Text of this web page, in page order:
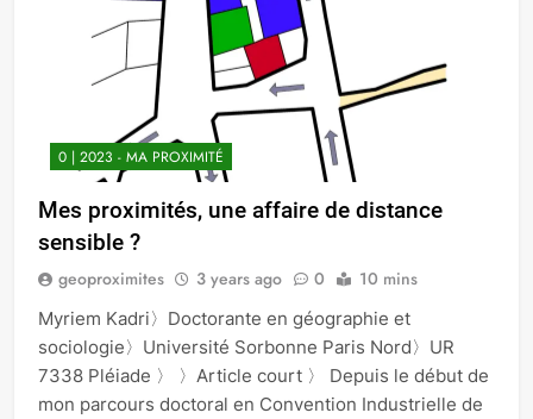
0 | 2023 - MA PROXIMITÉ
Mes proximités, une affaire de distance
sensible ?
geoproximites 3 years ago 0 10 mins
Myriem Kadri〉Doctorante en géographie et
sociologie〉Université Sorbonne Paris Nord〉UR
7338 Pléiade 〉 〉Article court 〉 Depuis le début de
mon parcours doctoral en Convention Industrielle de